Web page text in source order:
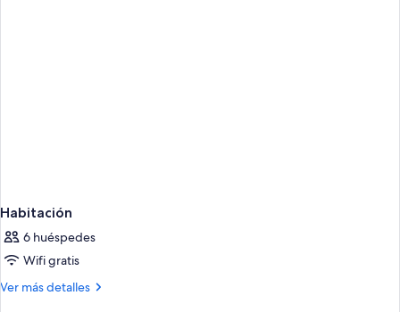
Habitación
6 huéspedes
Wifi gratis
Ver más detalles
Más